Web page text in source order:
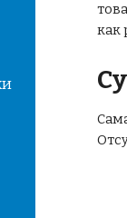
как